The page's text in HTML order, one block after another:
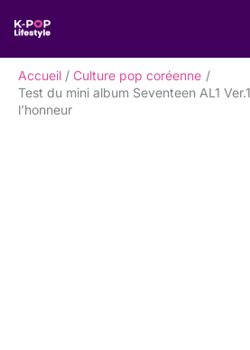
contenu
Accueil
Culture pop coréenne
Test du mini album Seventeen AL1
l’honneur
e
c
h
e